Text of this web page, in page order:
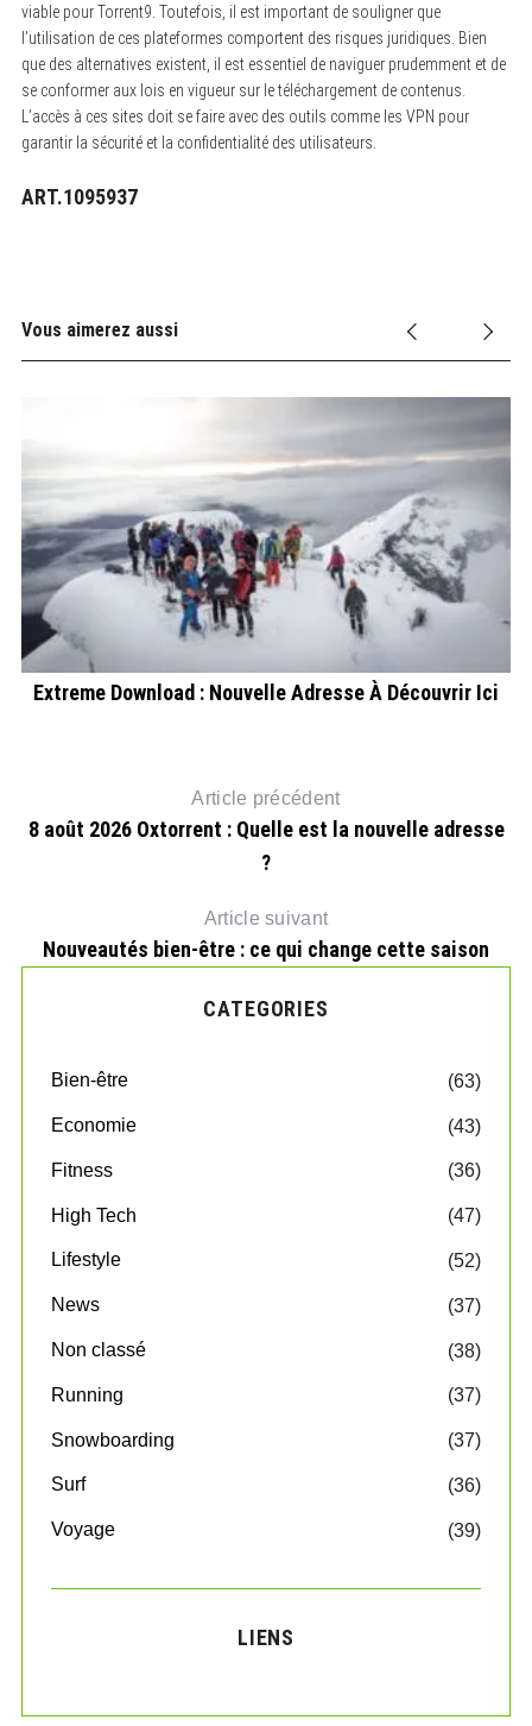
viable pour Torrent9. Toutefois, il est important de souligner que
l’utilisation de ces plateformes comportent des risques juridiques. Bien
que des alternatives existent, il est essentiel de naviguer prudemment et de
se conformer aux lois en vigueur sur le téléchargement de contenus.
L’accès à ces sites doit se faire avec des outils comme les VPN pour
garantir la sécurité et la confidentialité des utilisateurs.
ART.1095937
Vous aimerez aussi
Extreme Download : Nouvelle Adresse À Découvrir Ici
Article précédent
8 août 2026 Oxtorrent : Quelle est la nouvelle adresse
?
Article suivant
Nouveautés bien-être : ce qui change cette saison
CATEGORIES
Bien-être (63)
Economie (43)
Fitness (36)
High Tech (47)
Lifestyle (52)
News (37)
Non classé (38)
Running (37)
Snowboarding (37)
Surf (36)
Voyage (39)
LIENS